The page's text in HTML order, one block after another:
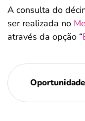
A consulta do
ser realizada no
através da opção “